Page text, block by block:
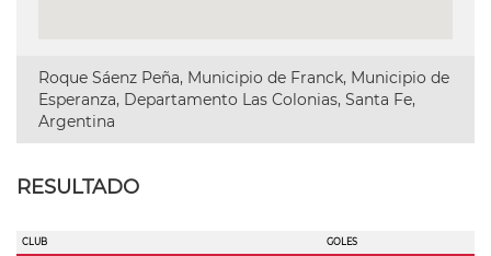
Roque Sáenz Peña, Municipio de Franck, Municipio de
Esperanza, Departamento Las Colonias, Santa Fe,
Argentina
RESULTADO
CLUB
GOLES